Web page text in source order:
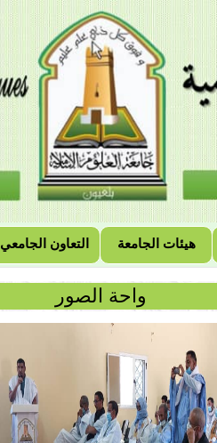
التعاون الجامعي هيئات الجامعة
واحة الصور